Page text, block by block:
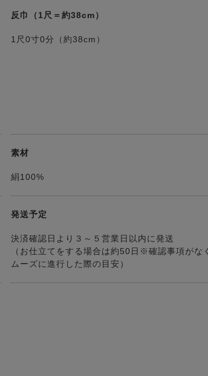
反巾（1尺＝約38cm）
1尺0寸0分（約38cm）
素材
絹100%
発送予定
決済確認日より３～５営業日以内に発送
（お仕立てをする場合は約50日※確認事項がな
ムーズに進行した際の目安）